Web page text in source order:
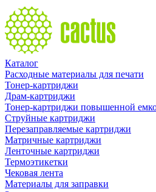
Каталог
Расходные материалы для печати
Тонер-картриджи
Драм-картриджи
Тонер-картриджи повышенной
Струйные картриджи
Перезаправляемые картриджи
Матричные картриджи
Ленточные картриджи
Термоэтикетки
Чековая лента
Материалы для заправки